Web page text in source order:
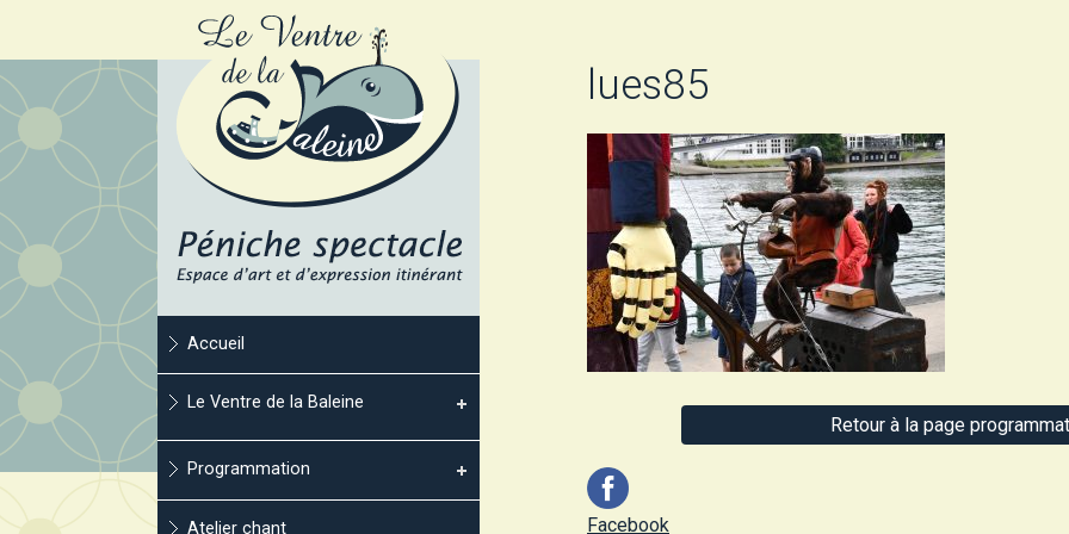
Accueil
Le Ventre de la Baleine
Programmation
Atelier chant
lues85
Retour à la page
Facebook